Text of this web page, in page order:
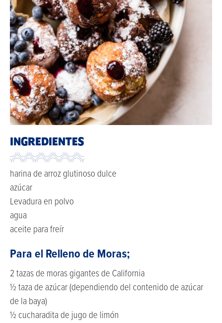
INGREDIENTES
harina de arroz glutinoso dulce
azúcar
Levadura en polvo
agua
aceite para freír
Para el Relleno de Moras;
2 tazas de moras gigantes de California
½ taza de azúcar (dependiendo del contenido de azúcar
de la baya)
½ cucharadita de jugo de limón